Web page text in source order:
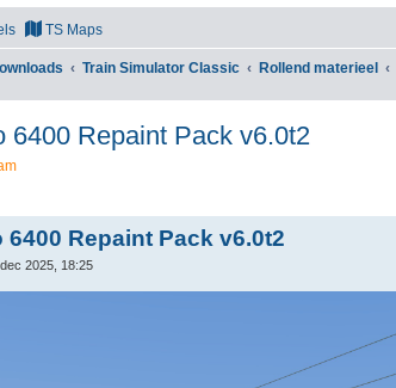
TS Maps
Train Simulator Classic Rollend materieel
6400 Repaint Pack v6.0t2
6400 Repaint Pack v6.0t2
2025, 18:25